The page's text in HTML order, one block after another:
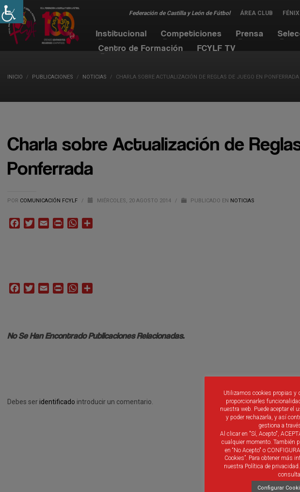
Federación de Castilla y León de Fútbol ÁREA CLUB FÉNIX
Institucional Competiciones Prensa
Centro de Formación
FCYLF TV
INICIO PUBLICACIONES NOTICIAS CHARLA SOBRE ACTUALIZACIÓN DE REGLAS DE JUEGO EN PONFERRADA
Charla sobre Actualización de
Ponferrada
POR COMUNICACIÓN FCYLF / MIÉRCOLES, 20 AGOSTO 2014 / PUBLICADO EN NOTICIAS
FacebookTwitterEmail Print WhatsApp
FacebookTwitterEmail Print WhatsApp
No Se Han Encontrado Publicaciones Relacionadas.
Debes seridentificado introducir un comentario.
Utilizamos cookies propias y
proporcionarles
nuestra web. Puede aceptar el
y poder rechazarla, y así
gestiona a
Al clicar en "Sí, Acepto",
cualquier momento. También
en “No Acepto" o
Cookies”. Para obtener más
nuestra Política de
Configurar